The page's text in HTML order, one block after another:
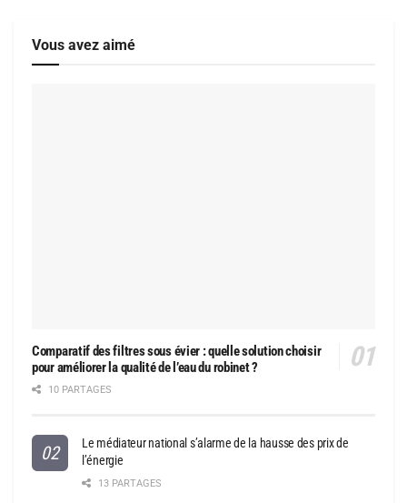
Vous avez aimé
Comparatif des filtres sous évier : quelle solution choisir
pour améliorer la qualité de l’eau du robinet ?
10 PARTAGES
Le médiateur national s’alarme de la hausse des prix de
l’énergie
13 PARTAGES